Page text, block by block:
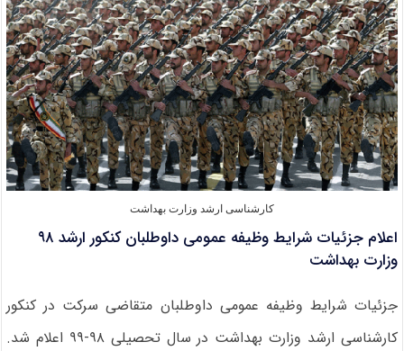
ارشد
۹۸
وزارت
بهداشت
از
ساعت
۱۰
صبح
امروز
کارشناسی ارشد وزارت بهداشت
اعلام جزئیات شرایط وظیفه عمومی داوطلبان کنکور ارشد ۹۸
وزارت بهداشت
جزئیات شرایط وظیفه عمومی داوطلبان متقاضی سرکت در کنکور
کارشناسی ارشد وزارت بهداشت در سال تحصیلی ۹۸-۹۹ اعلام شد.